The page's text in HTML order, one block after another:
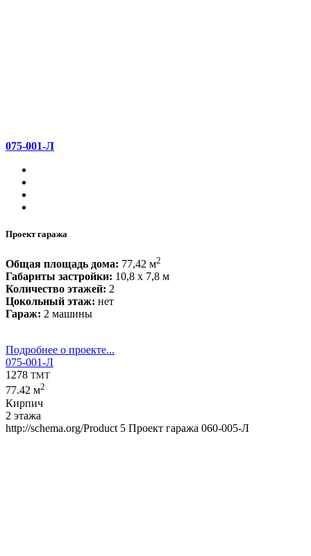
075-001-Л
Проект гаража
Общая площадь дома: 77,42 м2
Габариты застройки: 10,8 x 7,8 м
Количество этажей: 2
Цокольный этаж: нет
Гараж: 2 машины
Подробнее о проекте...
075-001-Л
1278 TMT
77.42 м2
Кирпич
2 этажа
http://schema.org/Product 5 Проект гаража 060-005-Л